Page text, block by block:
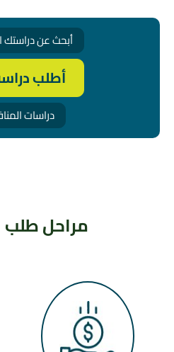
أبحث عن
أطلب
دراسات
مراحل طلب